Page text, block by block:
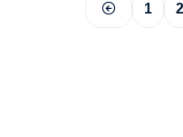
1 2